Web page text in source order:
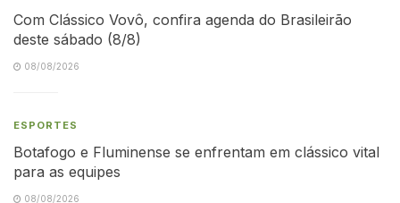
Com Clássico Vovô, confira agenda do Brasileirão
deste sábado (8/8)
08/08/2026
ESPORTES
Botafogo e Fluminense se enfrentam em clássico vital
para as equipes
08/08/2026